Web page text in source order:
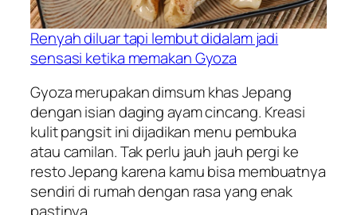
Renyah diluar tapi lembut didalam jadi
sensasi ketika memakan Gyoza
Gyoza merupakan dimsum khas Jepang
dengan isian daging ayam cincang. Kreasi
kulit pangsit ini dijadikan menu pembuka
atau camilan. Tak perlu jauh jauh pergi ke
resto Jepang karena kamu bisa membuatnya
sendiri di rumah dengan rasa yang enak